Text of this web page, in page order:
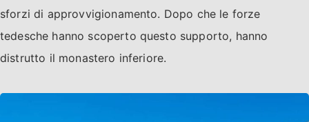
sforzi di approvvigionamento. Dopo che le forze
tedesche hanno scoperto questo supporto, hanno
distrutto il monastero inferiore.